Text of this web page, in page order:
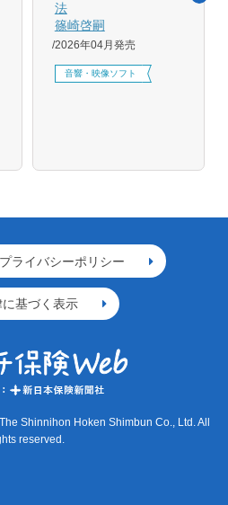
法
篠崎啓嗣
2026年04月発売
音響・映像ソフト
プライバシーポリシー
基づく表示
Shinnihon Hoken Shimbun Co., Ltd. All
reserved.